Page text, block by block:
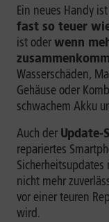
Ein neues Handy
fast so teuer
ist oderwenn
Wasserschäden,
Gehäuse oder
schwachem Akku
Auch der Update-
repariertes
nicht mehr
vor einer teuren
wird.